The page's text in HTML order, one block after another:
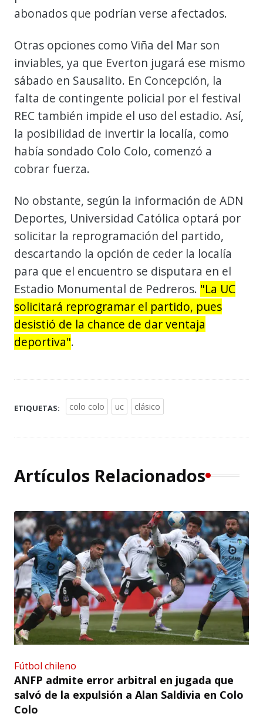
abonados que podrían verse afectados.
Otras opciones como Viña del Mar son
inviables, ya que Everton jugará ese mismo
sábado en Sausalito. En Concepción, la
falta de contingente policial por el festival
REC también impide el uso del estadio. Así,
la posibilidad de invertir la localía, como
había sondado Colo Colo, comenzó a
cobrar fuerza.
No obstante, según la información de ADN
Deportes, Universidad Católica optará por
solicitar la reprogramación del partido,
descartando la opción de ceder la localía
para que el encuentro se disputara en el
Estadio Monumental de Pedreros. "La UC
solicitará reprogramar el partido, pues
desistió de la chance de dar ventaja
deportiva".
ETIQUETAS: colo colo uc clásico
Artículos Relacionados
Fútbol chileno
ANFP admite error arbitral en jugada que
salvó de la expulsión a Alan Saldivia en Colo
Colo